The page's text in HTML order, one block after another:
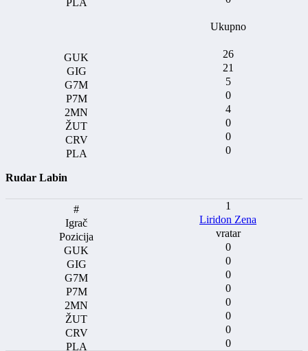
Ukupno
26
21
5
0
4
0
0
0
Rudar Labin
1
Liridon Zena
vratar
0
0
0
0
0
0
0
0